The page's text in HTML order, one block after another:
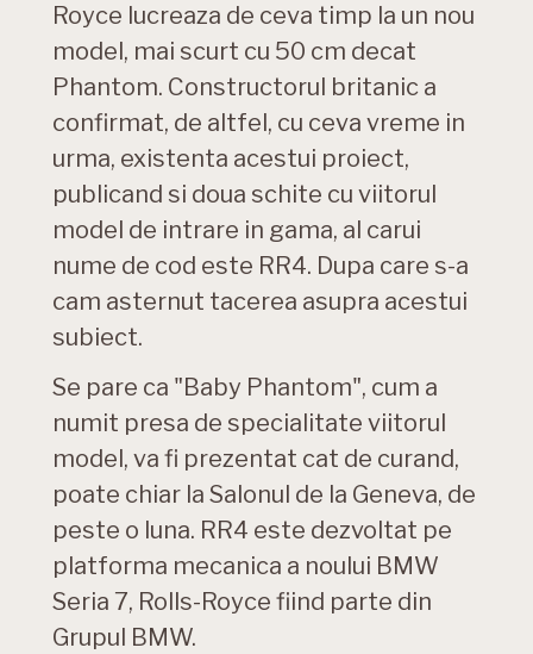
Royce lucreaza de ceva timp la un nou
model, mai scurt cu 50 cm decat
Phantom. Constructorul britanic a
confirmat, de altfel, cu ceva vreme in
urma, existenta acestui proiect,
publicand si doua schite cu viitorul
model de intrare in gama, al carui
nume de cod este RR4. Dupa care s-a
cam asternut tacerea asupra acestui
subiect.
Se pare ca "Baby Phantom", cum a
numit presa de specialitate viitorul
model, va fi prezentat cat de curand,
poate chiar la Salonul de la Geneva, de
peste o luna. RR4 este dezvoltat pe
platforma mecanica a noului BMW
Seria 7, Rolls-Royce fiind parte din
Grupul BMW.